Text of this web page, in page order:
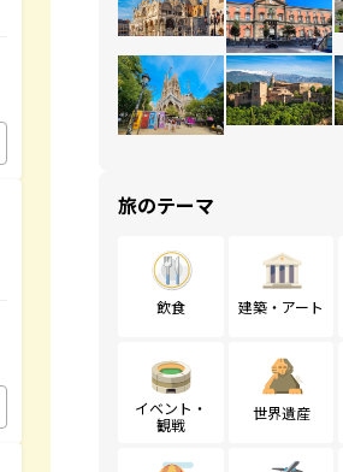
旅のテーマ
飲食 建築・アート
イベント・
観戦
世界遺産